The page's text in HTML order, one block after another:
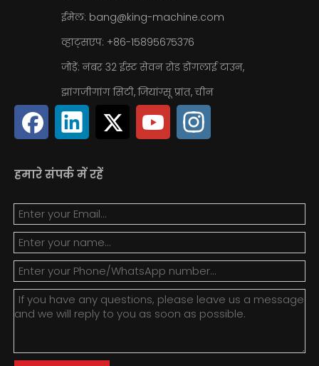
ईमेल: bang@king-machine.com
व्हाट्सएप: +86-15895675376
जोड़ें: नंबर 32 ईस्ट सेवन रोड डोंगलाई टाउन,
झांगजीगांग सिटी, जियांग्सू प्रांत, चीन
हमारे संपर्क में रहें